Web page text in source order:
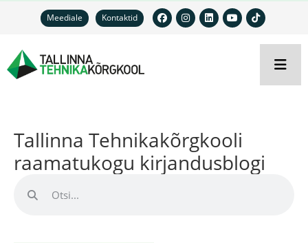
Meediale Kontaktid
Tallinna Tehnikakõrgkooli
raamatukogu kirjandusblogi